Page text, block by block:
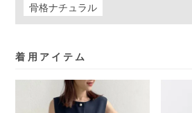
骨格ナチュラル
着用アイテム